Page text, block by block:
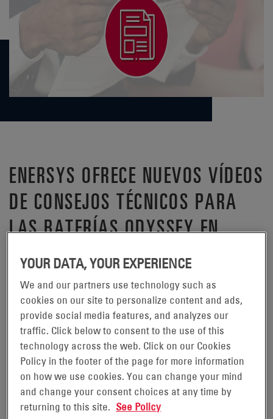
ENERSYS OFRECE NUEVOS VÍDEOS
DE CONSEJOS TÉCNICOS PARA
LAS BATERÍAS ODYSSEY EN
YOUTUBE.
READING, Pensilvania, 24 de mayo
de 2018 -
EnerSys® (NYSE:ENS), líder mundial en soluciones de
energía almacenada para aplicaciones industriales y
fabricante de las baterías ODYSSEY®, ha subido tres
nuevos vídeos de consejos técnicos a su canal de
baterías ODYSSEY® en YouTube. En los vídeos se explica
YOUR DATA, YOUR EXPERIENCE
We and our partners use technology such as
cookies on our site to personalize content and ads,
provide social media features, and analyzes our
traffic. Click below to consent to the use of this
technology across the web. Click on our Cookies
Policy in the footer of the page for more information
on how we use cookies. You can change your mind
and change your consent choices at any time by
returning to this site. See Policy